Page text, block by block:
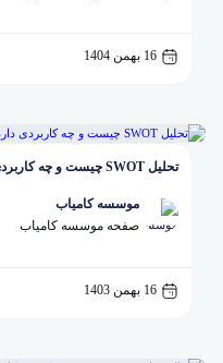
16 بهمن 1404
تحلیل SWOT چیست و چه کاربردی دارد؟
موسسه کامیاب
صفحه موسسه کامیاب
16 بهمن 1403